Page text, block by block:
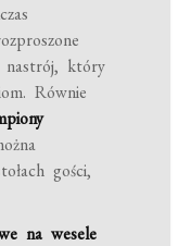
nastrój, który
Równie
gości,
na wesele